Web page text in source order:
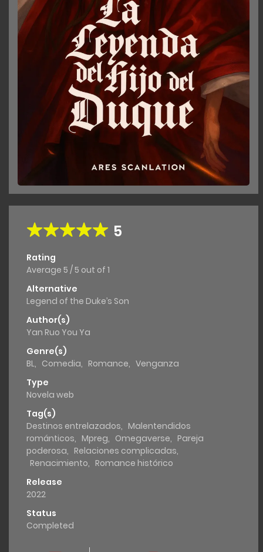
5
Rating
Average 5 / 5 out of 1
Alternative
Legend of the Duke’s Son
Author(s)
Yan Ruo You Ya
Genre(s)
BL, Comedia, Romance, Venganza
Type
Novela web
Tag(s)
Destinos entrelazados, Malentendidos
románticos, Mpreg, Omegaverse, Pareja
poderosa, Relaciones complicadas,
Renacimiento, Romance histórico
Release
2022
Status
Completed